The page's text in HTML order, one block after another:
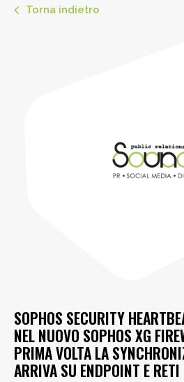
Torna indietro
SOPHOS SECURITY
NEL NUOVO SOPHOS XG
PRIMA VOLTA LA
ARRIVA SU ENDPOINT E RETI